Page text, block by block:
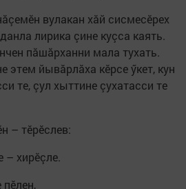
вулакан хăй сисмесӗрех
лирика çине куçса каять.
пăшăрханни мала тухать.
этем йывăрлăха кӗрсе ӳкет, кун
те, çул хыттине çухатасси те
– тӗрӗслев:
– хирӗçле.
пӗлен,